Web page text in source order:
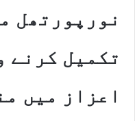
نورپورتھل
تکمیل کرنے
اعزاز میں